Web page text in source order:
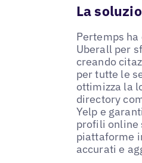
La
Pertemps
Uberall per
creando
per tutte le
ottimizza la
directory
Yelp e
profili online
piattaforme
accurati e